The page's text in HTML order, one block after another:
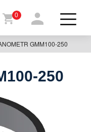
0
GMM100-250
250